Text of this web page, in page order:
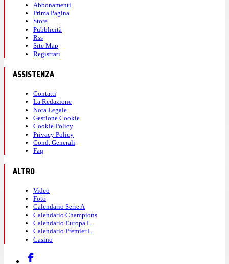
Abbonamenti
Prima Pagina
Store
Pubblicità
Rss
Site Map
Registrati
ASSISTENZA
Contatti
La Redazione
Nota Legale
Gestione Cookie
Cookie Policy
Privacy Policy
Cond. Generali
Faq
ALTRO
Video
Foto
Calendario Serie A
Calendario Champions
Calendario Europa L.
Calendario Premier L.
Casinò